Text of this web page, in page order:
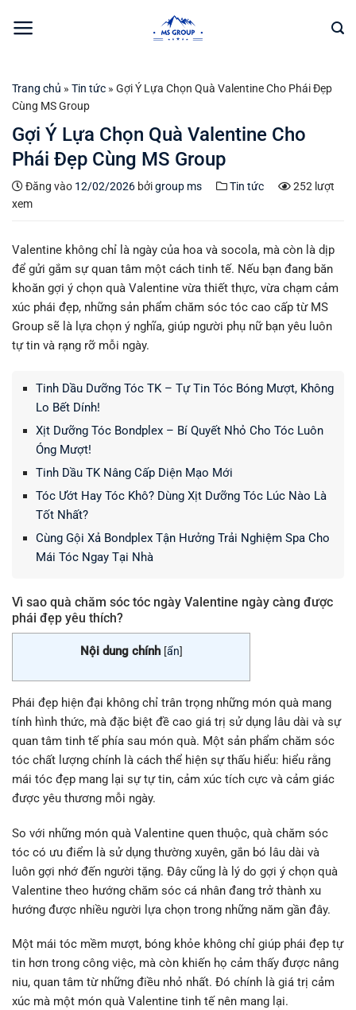
qua
Trang chủ » Tin tức » Gợi Ý Lựa Chọn Quà Valentine Cho Phái Đẹp
Cùng MS Group
Gợi Ý Lựa Chọn Quà Valentine Cho
Phái Đẹp Cùng MS Group
Đăng vào 12/02/2026 bởigroup ms Tin tức
252 lượt
xem
Valentine không chỉ là ngày của hoa và socola, mà còn là dịp
để gửi gắm sự quan tâm một cách tinh tế. Nếu bạn đang băn
khoăn gợi ý chọn quà Valentine vừa thiết thực, vừa chạm cảm
xúc phái đẹp, những sản phẩm chăm sóc tóc cao cấp từ MS
Group sẽ là lựa chọn ý nghĩa, giúp người phụ nữ bạn yêu luôn
tự tin và rạng rỡ mỗi ngày.
Tinh Dầu Dưỡng Tóc TK – Tự Tin Tóc Bóng Mượt, Không
Lo Bết Dính!
Xịt Dưỡng Tóc Bondplex – Bí Quyết Nhỏ Cho Tóc Luôn
Óng Mượt!
Tinh Dầu TK Nâng Cấp Diện Mạo Mới
Tóc Ướt Hay Tóc Khô? Dùng Xịt Dưỡng Tóc Lúc Nào Là
Tốt Nhất?
Cùng Gội Xả Bondplex Tận Hưởng Trải Nghiệm Spa Cho
Mái Tóc Ngay Tại Nhà
Vì sao quà chăm sóc tóc ngày Valentine ngày càng được
phái đẹp yêu thích?
Nội dung chính [ẩn]
Phái đẹp hiện đại không chỉ trân trọng những món quà mang
tính hình thức, mà đặc biệt đề cao giá trị sử dụng lâu dài và sự
quan tâm tinh tế phía sau món quà. Một sản phẩm chăm sóc
tóc chất lượng chính là cách thể hiện sự thấu hiểu: hiểu rằng
mái tóc đẹp mang lại sự tự tin, cảm xúc tích cực và cảm giác
được yêu thương mỗi ngày.
So với những món quà Valentine quen thuộc, quà chăm sóc
tóc có ưu điểm là sử dụng thường xuyên, gắn bó lâu dài và
luôn gợi nhớ đến người tặng. Đây cũng là lý do gợi ý chọn quà
Valentine theo hướng chăm sóc cá nhân đang trở thành xu
hướng được nhiều người lựa chọn trong những năm gần đây.
Một mái tóc mềm mượt, bóng khỏe không chỉ giúp phái đẹp tự
tin hơn trong công việc, mà còn khiến họ cảm thấy được nâng
niu, quan tâm từ những điều nhỏ nhất. Đó chính là giá trị cảm
xúc mà một món quà Valentine tinh tế nên mang lại.